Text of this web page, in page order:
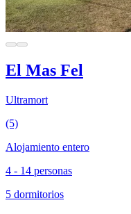
El Mas Fel
Ultramort
(5)
Alojamiento entero
4 - 14 personas
5 dormitorios